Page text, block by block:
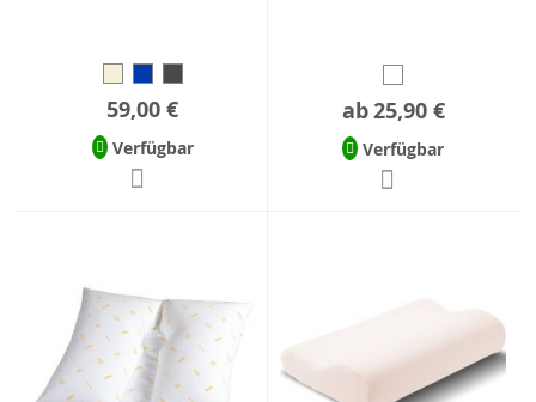
59,00 €
Verfügbar
ab25,90 €
Verfügbar